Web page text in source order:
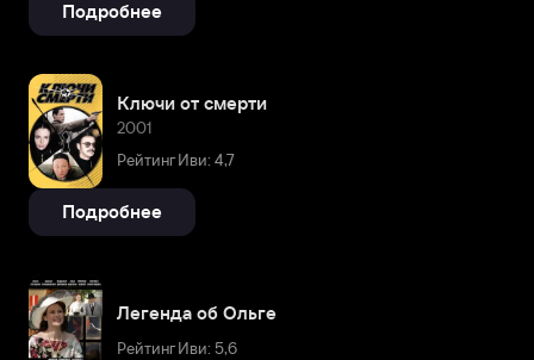
Подробнее
Ключи от смерти
2001
Рейтинг Иви: 4,7
Подробнее
Легенда об Ольге
Рейтинг Иви: 5,6